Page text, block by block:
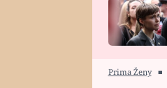
HOROSKOP NA
Prima Ženy ■